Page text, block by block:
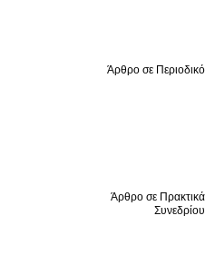
Άρθρο σε Περιοδικό
Άρθρο σε Πρακτικά
Συνεδρίου